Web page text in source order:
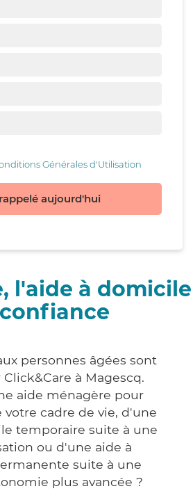
Générales d'Utilisation
aujourd'hui
l'aide à domicile
personnes âgées sont
Click&Care à Magescq.
aide ménagère pour
cadre de vie, d'une
temporaire suite à une
ou d'une aide à
suite à une
plus avancée ?